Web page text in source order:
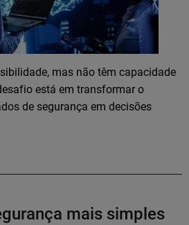
mas não têm capacidade
está em transformar o
de segurança em decisões
mais simples